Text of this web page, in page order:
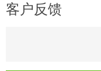
客户反馈